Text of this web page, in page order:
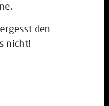
den
nicht!